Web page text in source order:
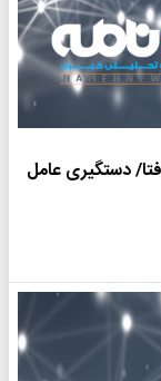
دستگیری عامل